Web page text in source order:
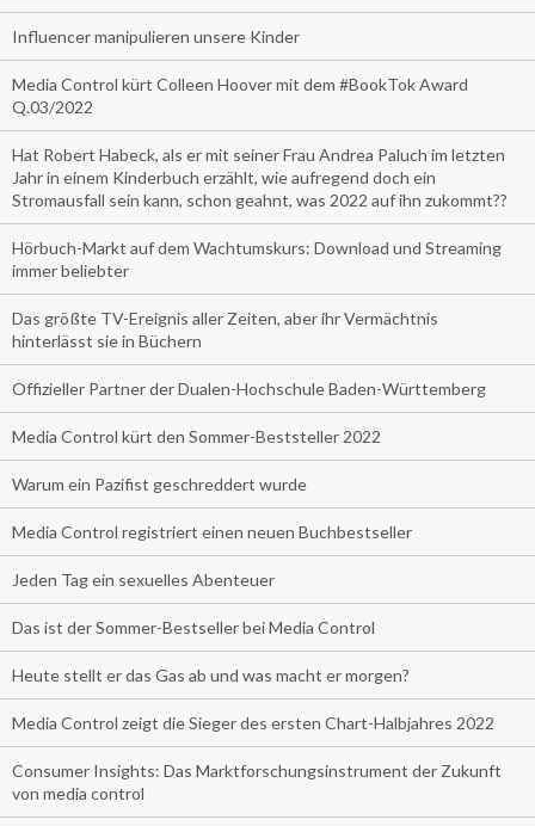
Influencer manipulieren unsere Kinder
Media Control kürt Colleen Hoover mit dem #BookTok Award
Q.03/2022
Hat Robert Habeck, als er mit seiner Frau Andrea Paluch im letzten
Jahr in einem Kinderbuch erzählt, wie aufregend doch ein
Stromausfall sein kann, schon geahnt, was 2022 auf ihn zukommt??
Hörbuch-Markt auf dem Wachtumskurs: Download und Streaming
immer beliebter
Das größte TV-Ereignis aller Zeiten, aber ihr Vermächtnis
hinterlässt sie in Büchern
Offizieller Partner der Dualen-Hochschule Baden-Württemberg
Media Control kürt den Sommer-Beststeller 2022
Warum ein Pazifist geschreddert wurde
Media Control registriert einen neuen Buchbestseller
Jeden Tag ein sexuelles Abenteuer
Das ist der Sommer-Bestseller bei Media Control
Heute stellt er das Gas ab und was macht er morgen?
Media Control zeigt die Sieger des ersten Chart-Halbjahres 2022
Consumer Insights: Das Marktforschungsinstrument der Zukunft
von media control